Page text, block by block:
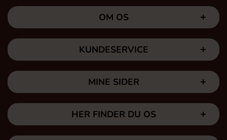
OM OS
KUNDESERVICE
MINE SIDER
HER FINDER DU OS